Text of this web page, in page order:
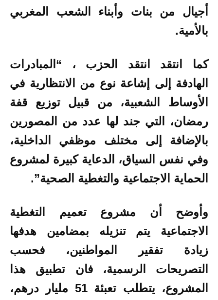
أجيال من بنات وأبناء الشعب المغربي
بالأمية.
كما انتقد انتقد الحزب ، “المبادرات
الهادفة إلى إشاعة نوع من الانتظارية في
الأوساط الشعبية، من قبيل توزيع قفة
رمضان، التي جند لها عدد من المصورين
بالإضافة إلى مختلف موظفي الداخلية،
وفي نفس السياق، الدعاية كبيرة لمشروع
الحماية الاجتماعية والتغطية الصحية”.
وأوضح أن مشروع تعميم التغطية
الاجتماعية يتم تنزيله بمضامين هدفها
زيادة تفقير المواطنين، فحسب
التصريحات الرسمية، فان تطبيق هذا
المشروع، يتطلب تعبئة 51 مليار درهم،